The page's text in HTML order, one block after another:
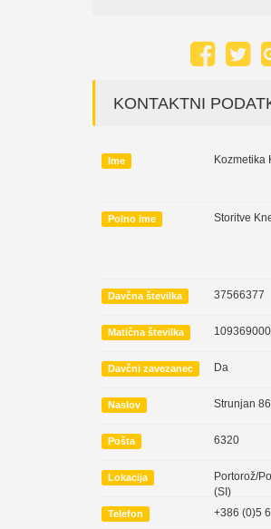
KONTAKTNI
Ime Kozmetika
Polno ime Storitve
Davčna številka 37566377
Matična številka
Davčni zavezanec Da
Naslov Strunjan 86
Pošta 6320
Lokacija Portorož/
(SI)
Telefon +386 (0)5